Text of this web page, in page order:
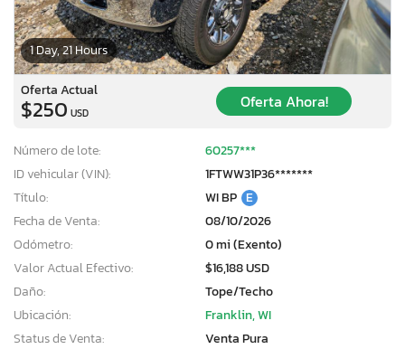
1 Day, 21 Hours
Oferta Actual
$250 USD
Oferta Ahora!
Número de lote:
60257***
ID vehicular (VIN):
1FTWW31P36*******
Título:
WI BP E
Fecha de Venta:
08/10/2026
Odómetro:
0 mi (Exento)
Valor Actual Efectivo:
$16,188 USD
Daño:
Tope/Techo
Ubicación:
Franklin, WI
Status de Venta:
Venta Pura